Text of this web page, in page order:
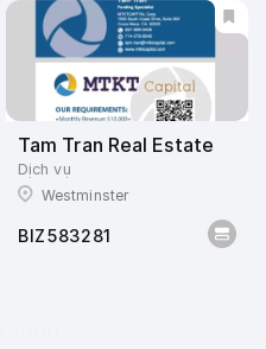
Tam Tran Real Estate
Dịch vụ
Westminster
BIZ583281